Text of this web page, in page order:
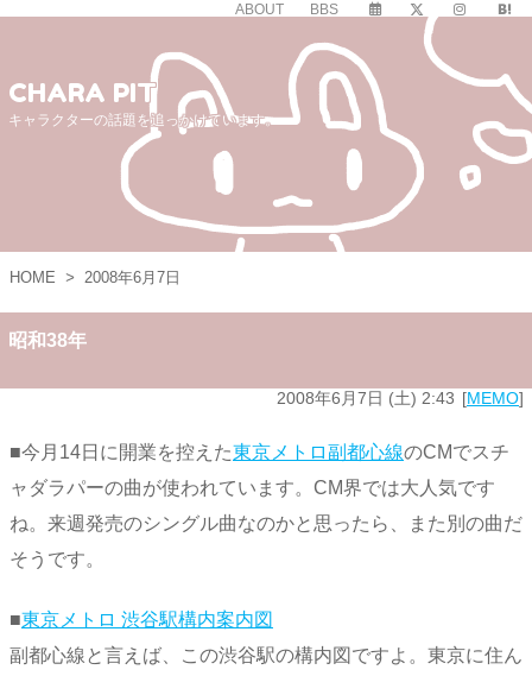
ABOUT BBS
CHARA PIT
キャラクターの話題を追っかけています。
HOME > 2008年6月7日
昭和38年
2008年6月7日 (土) 2:43 MEMO
■今月14日に開業を控えた東京メトロ副都心線のCMでスチ
ャダラパーの曲が使われています。CM界では大人気です
ね。来週発売のシングル曲なのかと思ったら、また別の曲だ
そうです。
■東京メトロ 渋谷駅構内案内図
副都心線と言えば、この渋谷駅の構内図ですよ。東京に住ん